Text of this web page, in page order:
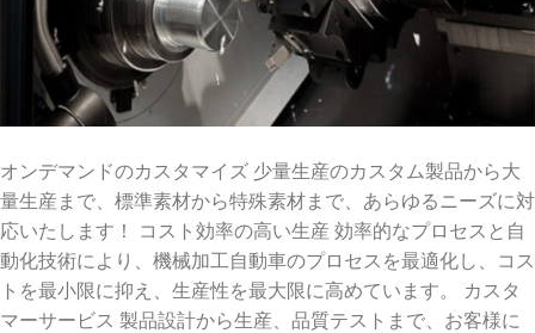
オンデマンドのカスタマイズ 少量生産のカスタム製品から大
量生産まで、標準素材から特殊素材まで、あらゆるニーズに対
応いたします！ コスト効率の高い生産 効率的なプロセスと自
動化技術により、機械加工自動車のプロセスを最適化し、コス
トを最小限に抑え、生産性を最大限に高めています。 カスタ
マーサービス 製品設計から生産、品質テストまで、お客様に